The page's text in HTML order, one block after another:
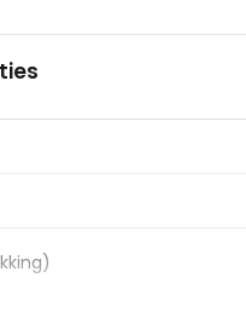
(100% polyester),
x 40H cm